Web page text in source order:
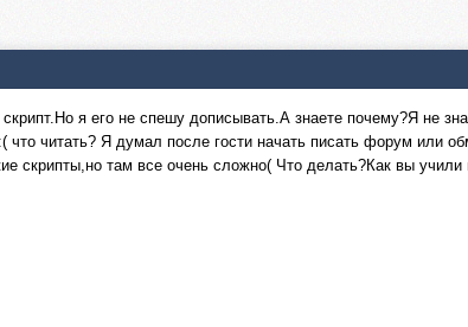
я его не спешу дописывать.А знаете почему?Я не
что читать? Я думал после гости начать писать форум или
скрипты,но там все очень сложно( Что делать?Как вы